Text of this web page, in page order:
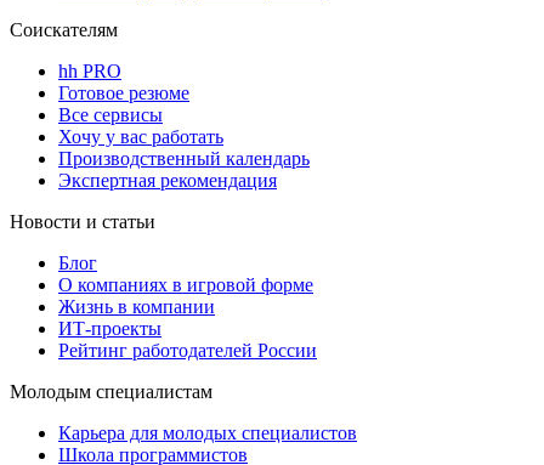
Соискателям
hh PRO
Готовое резюме
Все сервисы
Хочу у вас работать
Производственный календарь
Экспертная рекомендация
Новости и статьи
Блог
О компаниях в игровой форме
Жизнь в компании
ИТ-проекты
Рейтинг работодателей России
Молодым специалистам
Карьера для молодых специалистов
Школа программистов